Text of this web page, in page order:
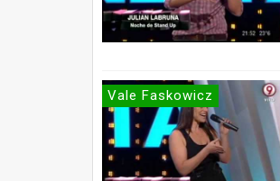
Vale Faskowicz